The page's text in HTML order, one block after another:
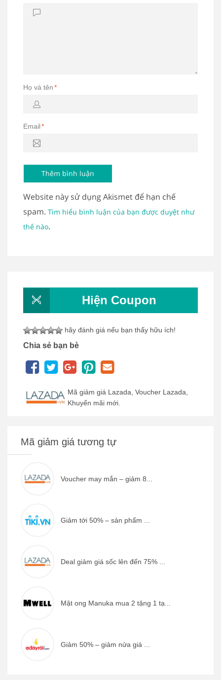
Họ và tên*
Email*
Website này sử dụng Akismet để hạn chế
spam. Tìm hiểu bình luận của bạn được duyệt như
thế nào.
Hiện Coupon
hãy đánh giá nếu bạn thấy hữu ích!
Chia sẻ bạn bè
Mã giảm giá Lazada, Voucher Lazada,
Khuyến mãi mới.
Mã giảm giá tương tự
Voucher may mắn – giảm 8...
Giảm tới 50% – sản phẩm ...
Deal giảm giá sốc lên đến 75% ...
Mật ong Manuka mua 2 tặng 1 tạ...
Giảm 50% – giảm nửa giá ...